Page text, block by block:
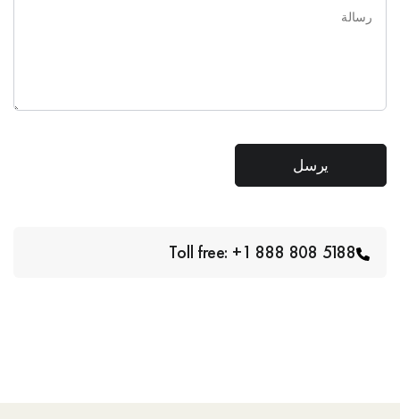
Toll free: +1 888 808 5188